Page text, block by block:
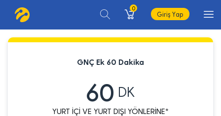
0
Giriş Yap
GNÇ Ek 60 Dakika
60 DK
YURT İÇİ VE YURT DIŞI YÖNLERİNE*